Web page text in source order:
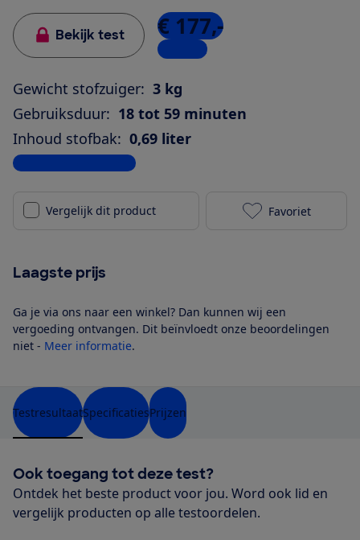
Bekijk test € 177,-
1 winkel
Gewicht stofzuiger: 3 kg
Gebruiksduur: 18 tot 59 minuten
Inhoud stofbak: 0,69 liter
Bekijk alle specificaties
Vergelijk dit product Honiture X7
Favoriet
Laagste prijs
Ga je via ons naar een winkel? Dan kunnen wij een
vergoeding ontvangen. Dit beïnvloedt onze beoordelingen
niet - Meer informatie.
TestresultaatSpecificatiesPrijzen
Ook toegang tot deze test?
Ontdek het beste product voor jou. Word ook lid en
vergelijk producten op alle testoordelen.